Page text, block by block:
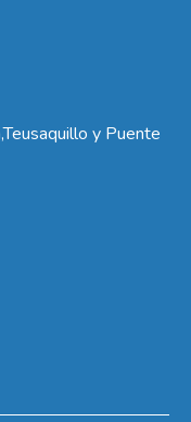
y Puente